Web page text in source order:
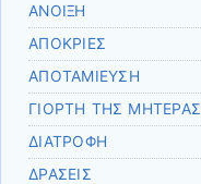
ΑΝΟΙΞΗ
ΑΠΟΚΡΙΕΣ
ΑΠΟΤΑΜΙΕΥΣΗ
ΓΙΟΡΤΗ ΤΗΣ ΜΗΤΕΡΑΣ
ΔΙΑΤΡΟΦΗ
ΔΡΑΣΕΙΣ